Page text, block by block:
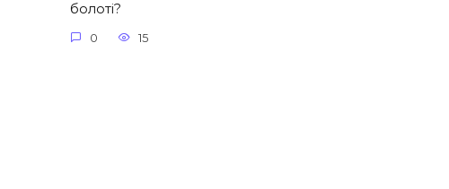
болоті?
0 15